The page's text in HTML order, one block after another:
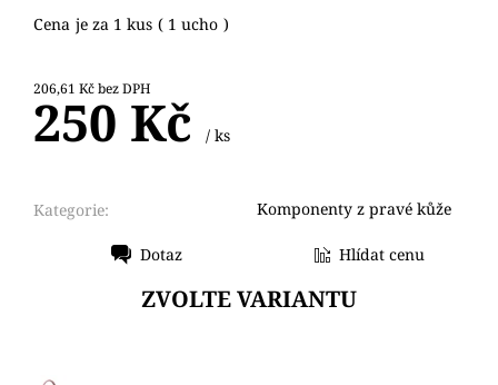
Cena je za 1 kus ( 1 ucho )
206,61 Kč bez DPH
250 Kč / ks
Kategorie: Komponenty z pravé kůže
Dotaz Hlídat cenu
ZVOLTE VARIANTU